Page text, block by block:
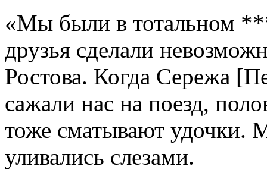
«Мы были в тотальном
друзья сделали
Ростова. Когда Сережа
сажали нас на поезд,
тоже сматывают
уливались слезами.